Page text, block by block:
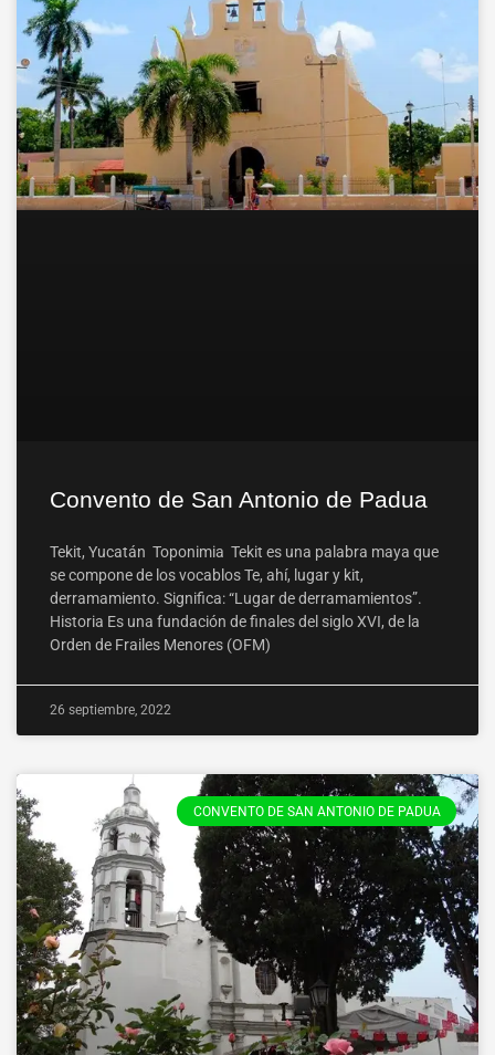
Convento de San Antonio de Padua
Tekit, Yucatán Toponimia Tekit es una palabra maya que
se compone de los vocablos Te, ahí, lugar y kit,
derramamiento. Significa: “Lugar de derramamientos”.
Historia Es una fundación de finales del siglo XVI, de la
Orden de Frailes Menores (OFM)
26 septiembre, 2022
CONVENTO DE SAN ANTONIO DE PADUA